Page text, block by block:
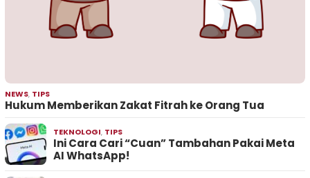
NEWS, TIPS
Hukum Memberikan Zakat Fitrah ke Orang Tua
TEKNOLOGI, TIPS
Ini Cara Cari “Cuan” Tambahan Pakai Meta
AI WhatsApp!